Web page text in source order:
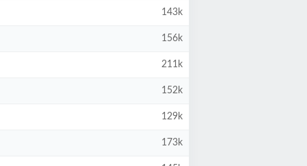
143k
156k
211k
152k
129k
173k